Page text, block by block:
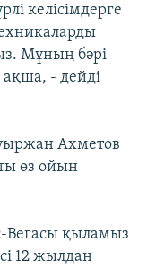
келісімдерге
Мұның бәрі
ақша, - дейді
Ахметов
өз ойын
Вегасы қыламыз
12 жылдан